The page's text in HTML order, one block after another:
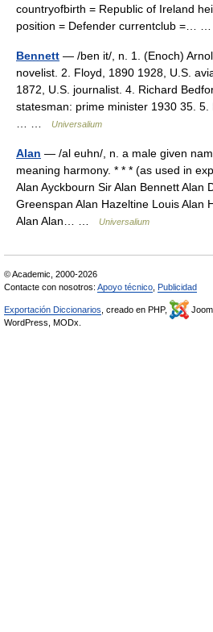
countryofbirth = Republic of Ireland
position = Defender currentclub =…
Bennett — /ben it/, n. 1. (Enoch)
novelist. 2. Floyd, 1890 1928, U.S.
1872, U.S. journalist. 4. Richard
statesman: prime minister 1930 35. 5.
Universalium
Alan — /al euhn/, n. a male given
meaning harmony. * * * (as used in
Alan Ayckbourn Sir Alan Bennett Alan
Greenspan Alan Hazeltine Louis Alan
Alan Alan… …
Universalium
© Academic, 2000-2026
Contacte con nosotros: Apoyo técnico Publicidad
Exportación Diccionarios , creado en PHP,
WordPress, MODx.